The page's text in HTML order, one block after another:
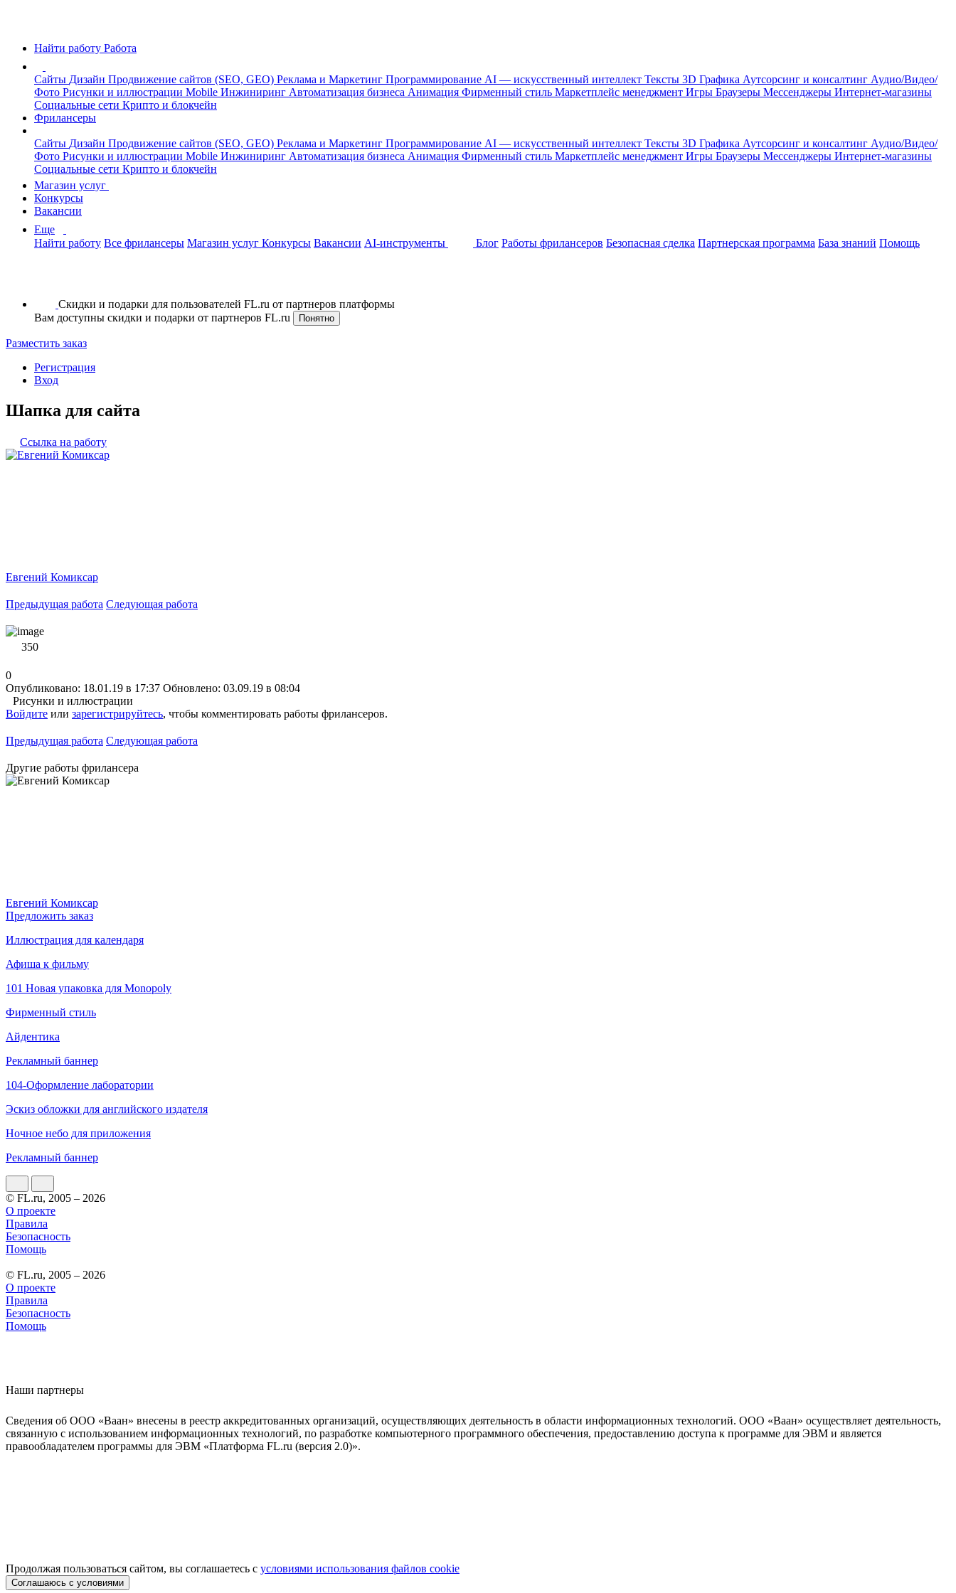
Найти работу Работа
Сайты Дизайн Продвижение сайтов (SEO, GEO) Реклама и Маркетинг Программирование AI — искусственный интеллект Тексты 3D Графика Аутсорсинг и консалтинг Аудио/Видео/
Фото Рисунки и иллюстрации Mobile Инжиниринг Автоматизация бизнеса Анимация Фирменный стиль Маркетплейс менеджмент Игры Браузеры Мессенджеры Интернет-магазины
Социальные сети Крипто и блокчейн
Фрилансеры
Сайты Дизайн Продвижение сайтов (SEO, GEO) Реклама и Маркетинг Программирование AI — искусственный интеллект Тексты 3D Графика Аутсорсинг и консалтинг Аудио/Видео/
Фото Рисунки и иллюстрации Mobile Инжиниринг Автоматизация бизнеса Анимация Фирменный стиль Маркетплейс менеджмент Игры Браузеры Мессенджеры Интернет-магазины
Социальные сети Крипто и блокчейн
Магазин услуг
Конкурсы
Вакансии
Еще
Найти работу Все фрилансеры Магазин услуг Конкурсы Вакансии AI-инструменты Блог Работы фрилансеров Безопасная сделка Партнерская программа База знаний Помощь
Скидки и подарки для пользователей FL.ru от партнеров платформы
Вам доступны скидки и подарки от партнеров FL.ru
Понятно
Разместить заказ
Регистрация
Вход
Шапка для сайта
Ссылка на работу
Евгений Комиксар
Предыдущая работа Следующая работа
350
0
Опубликовано: 18.01.19 в 17:37 Обновлено: 03.09.19 в 08:04
Рисунки и иллюстрации
Войдите или зарегистрируйтесь, чтобы комментировать работы фрилансеров.
Предыдущая работа Следующая работа
Другие работы фрилансера
Евгений Комиксар
Предложить заказ
Иллюстрация для календаря
Афиша к фильму
101 Новая упаковка для Monopoly
Фирменный стиль
Айдентика
Рекламный баннер
104-Оформление лаборатории
Эскиз обложки для английского издателя
Ночное небо для приложения
Рекламный баннер
© FL.ru, 2005 – 2026
О проекте
Правила
Безопасность
Помощь
© FL.ru, 2005 – 2026
О проекте
Правила
Безопасность
Помощь
Наши партнеры
Сведения об ООО «Ваан» внесены в реестр аккредитованных организаций, осуществляющих деятельность в области информационных технологий. ООО «Ваан» осуществляет деятельность,
связанную с использованием информационных технологий, по разработке компьютерного программного обеспечения, предоставлению доступа к программе для ЭВМ и является
правообладателем программы для ЭВМ «Платформа FL.ru (версия 2.0)».
Продолжая пользоваться сайтом, вы соглашаетесь с условиями использования файлов cookie
Соглашаюсь с условиями